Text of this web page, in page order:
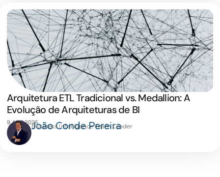
Arquitetura ETL Tradicional vs. Medallion: A
Evolução de Arquiteturas de BI
9 ABR 2025João Conde Pereira
Business Intelligence Team Leader